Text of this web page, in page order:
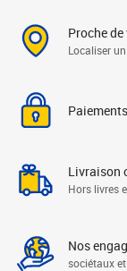
Proche
Localiser
Livraison
Hors livres
Nos
sociétaux